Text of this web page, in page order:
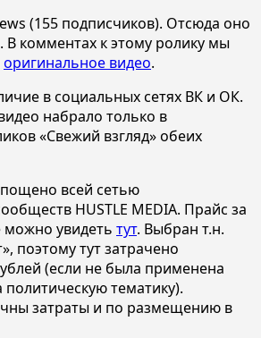
(155 подписчиков). Отсюда оно
В комментах к этому ролику мы
оригинальное видео.
в социальных сетях ВК и ОК.
набрало только в
«Свежий взгляд» обеих
всей сетью
HUSTLE MEDIA. Прайс за
увидеть тут. Выбран т.н.
поэтому тут затрачено
(если не была применена
политическую тематику).
затраты и по размещению в